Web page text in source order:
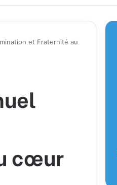
et Fraternité au
cœur